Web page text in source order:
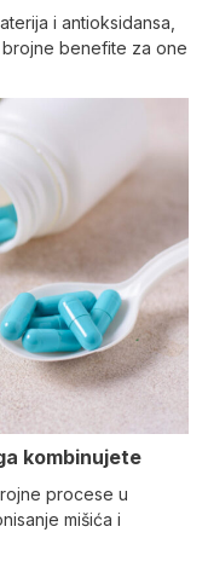
i antioksidansa,
benefite za one
kombinujete
procese u
mišića i